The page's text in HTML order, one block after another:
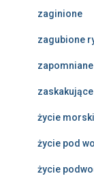
zaginione
zagubione
życie
życie pod
życie